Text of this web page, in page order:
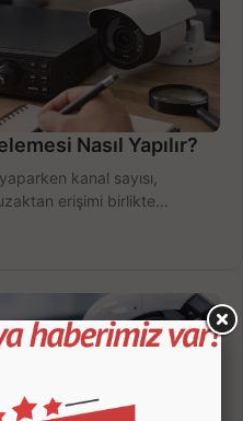
Nasıl Yapılır?
kanal sayısı,
erişimi birlikte